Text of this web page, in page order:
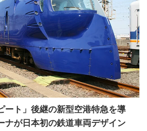
ート」後継の新型空港特急を導
ナが日本初の鉄道車両デザイン